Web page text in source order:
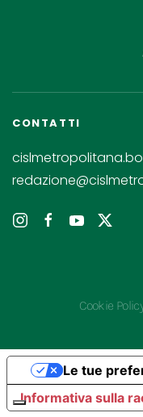
CONTATTI
Cookie
Informativa sulla
Le tue